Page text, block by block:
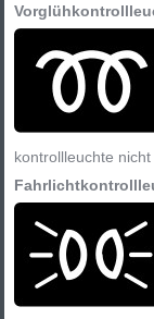
kontrollleuchte